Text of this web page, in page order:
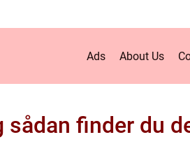
Ads About Us
sådan finder du